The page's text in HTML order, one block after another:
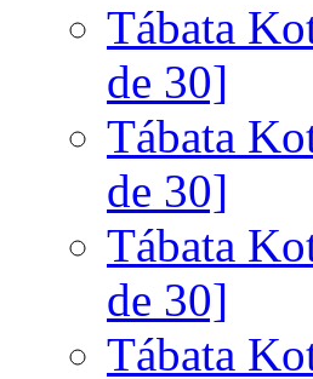
Tábata
de 30]
Tábata
de 30]
Tábata
de 30]
Tábata